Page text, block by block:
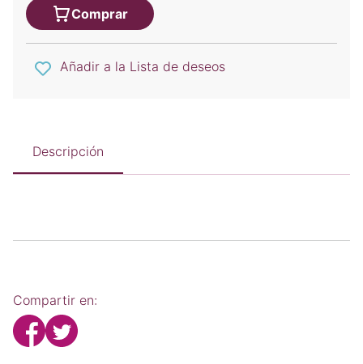
Comprar
Añadir a la Lista de deseos
Descripción
Compartir en: